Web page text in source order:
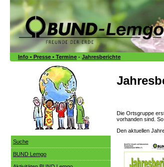
Info • Presse • Termine - Jahresberichte
Suche
BUND Lemgo
Die Ortsgruppe
vorhanden sind.
Den aktuellen